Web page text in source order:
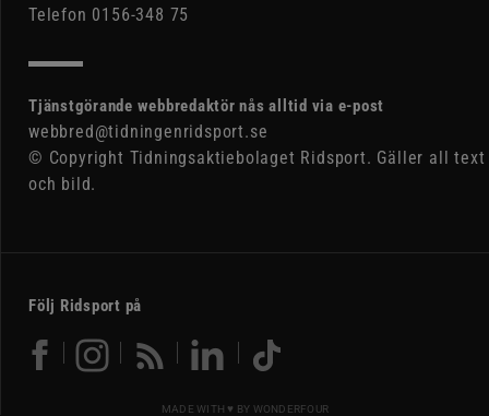
Telefon 0156-348 75
Tjänstgörande webbredaktör nås alltid via e-post
webbred@tidningenridsport.se
© Copyright Tidningsaktiebolaget Ridsport. Gäller all text
och bild.
Följ Ridsport på
MADE WITH ♥ BY WONDERFOUR